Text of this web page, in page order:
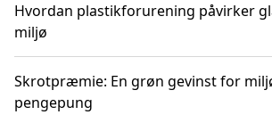
Hvordan plastikforurening påvirker
miljø
Skrotpræmie: En grøn gevinst for
pengepung